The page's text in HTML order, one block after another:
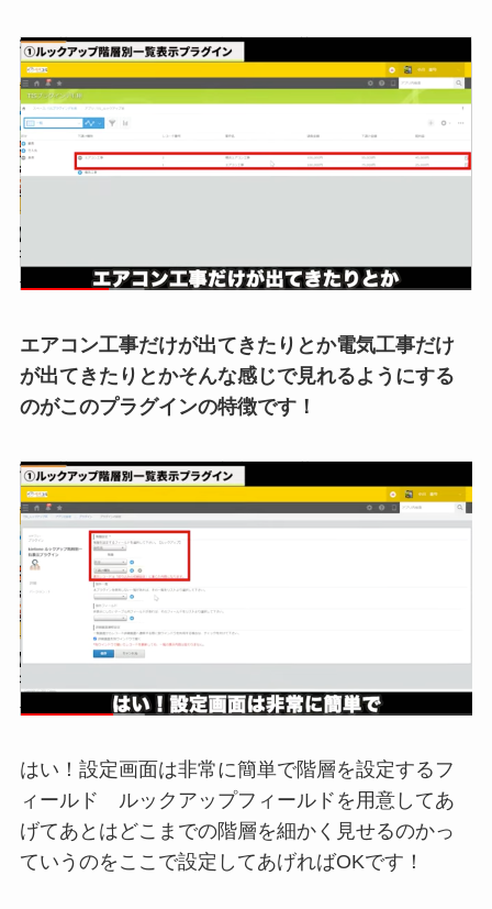
エアコン工事だけが出てきたりとか電気工事だけ
が出てきたりとかそんな感じで見れるようにする
のがこのプラグインの特徴です！
はい！設定画面は非常に簡単で階層を設定するフ
ィールド ルックアップフィールドを用意してあ
げてあとはどこまでの階層を細かく見せるのかっ
ていうのをここで設定してあげればOKです！